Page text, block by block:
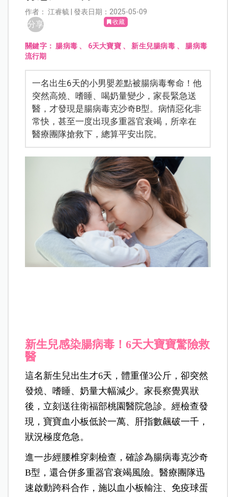
作者： 江睿毓 | 發表日期：2025-05-09
分享 收藏
關鍵字： 腸病毒、 6天大寶寶、新生兒腸病毒、 腸病毒
流行期
一名出生6天的小男嬰差點被腸病毒奪命！他
突然高燒、嗜睡、喝奶量變少，家長緊急送
醫，才發現是腸病毒克沙奇B型。病情惡化非
常快，甚至一度出現多重器官衰竭，所幸在
醫療團隊搶救下，總算平安出院。
新生兒感染腸病毒！6天大寶寶驚險救
醫
這名新生兒出生才6天，體重僅3公斤，卻突然
發燒、嗜睡、奶量大幅減少。家長察覺異狀
後，立刻送往衛福部桃園醫院急診。經檢查發
現，寶寶血小板低於一萬、肝指數飆破一千，
狀況極度危急。
進一步經腰椎穿刺檢查，確診為腸病毒克沙奇
B型，還合併多重器官衰竭風險。醫療團隊迅
速啟動跨科合作，施以血小板輸注、免疫球蛋